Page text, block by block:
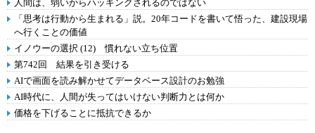
人間は、弱いからハッキングされるのではない
「思考は行動から生まれる」説。20年コードを書いて悟った、建設現場
へ行くことの価値
イノウーの選択 (12) 慣れない立ち位置
第742回 結果を引き受ける
AIで画面を読み解かせてデータベース設計のお勉強
AI時代に、人間が失ってはいけない判断力とは何か
価格を下げることに抵抗できるか